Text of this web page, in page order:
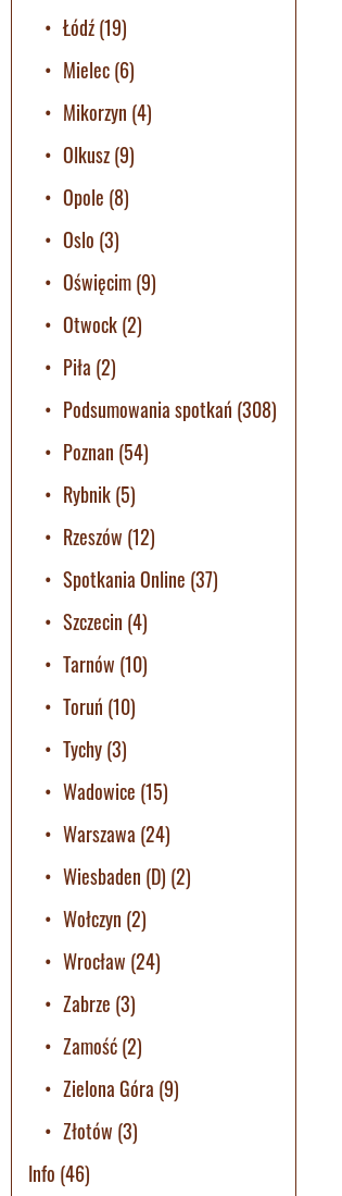
Łódź(19)
Mielec(6)
Mikorzyn (4)
Olkusz(9)
Opole (8)
Oslo (3)
Oświęcim(9)
Otwock(2)
Piła (2)
Podsumowania spotkań (308)
Poznan (54)
Rybnik(5)
Rzeszów (12)
Spotkania Online (37)
Szczecin (4)
Tarnów (10)
Toruń (10)
Tychy(3)
Wadowice (15)
Warszawa (24)
Wiesbaden (D) (2)
Wołczyn (2)
Wrocław (24)
Zabrze (3)
Zamość(2)
Zielona Góra (9)
Złotów (3)
Info (46)